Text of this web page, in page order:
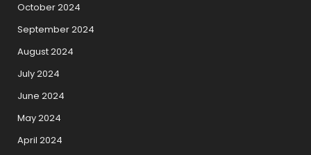
October 2024
September 2024
August 2024
July 2024
June 2024
May 2024
April 2024